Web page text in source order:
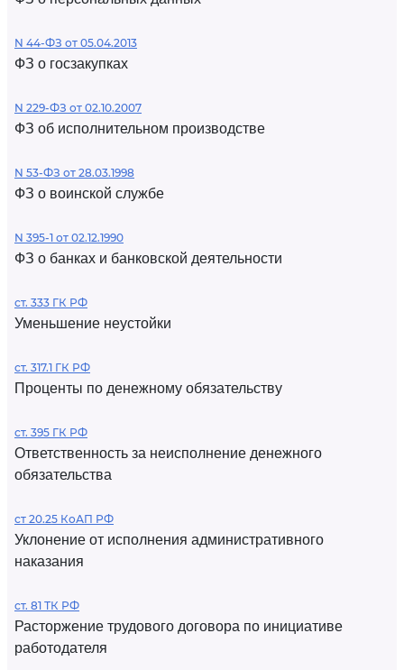
N 44-ФЗ от 05.04.2013
ФЗ о госзакупках
N 229-ФЗ от 02.10.2007
ФЗ об исполнительном производстве
N 53-ФЗ от 28.03.1998
ФЗ о воинской службе
N 395-1 от 02.12.1990
ФЗ о банках и банковской деятельности
ст. 333 ГК РФ
Уменьшение неустойки
ст. 317.1 ГК РФ
Проценты по денежному обязательству
ст. 395 ГК РФ
Ответственность за неисполнение денежного
обязательства
ст 20.25 КоАП РФ
Уклонение от исполнения административного
наказания
ст. 81 ТК РФ
Расторжение трудового договора по инициативе
работодателя